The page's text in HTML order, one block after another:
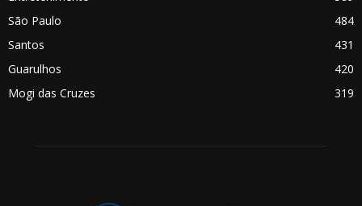
São Paulo
484
Santos
431
Guarulhos
420
Mogi das Cruzes
319